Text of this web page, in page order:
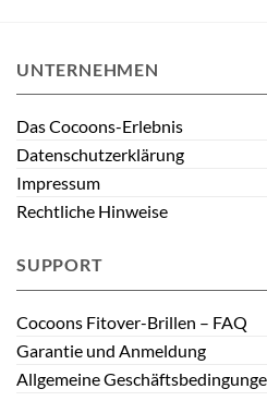
UNTERNEHMEN
Das Cocoons-Erlebnis
Datenschutzerklärung
Impressum
Rechtliche Hinweise
SUPPORT
Cocoons Fitover-Brillen – FAQ
Garantie und Anmeldung
Allgemeine